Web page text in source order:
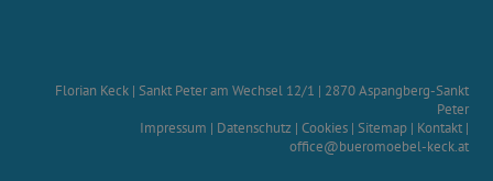
Florian Keck| Sankt Peter am Wechsel 12/1 | 2870 Aspangberg-Sankt
Peter
Impressum | Datenschutz | Cookies| Sitemap| Kontakt|
office@bueromoebel-keck.at